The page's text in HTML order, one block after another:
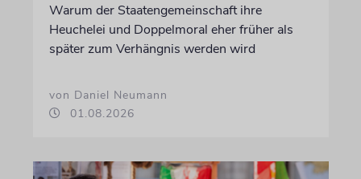
Warum der Staatengemeinschaft ihre
Heuchelei und Doppelmoral eher früher als
später zum Verhängnis werden wird
von Daniel Neumann
01.08.2026